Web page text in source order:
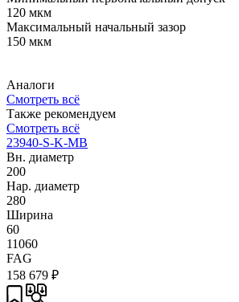
120 мкм
Максимальный начальный зазор
150 мкм
Аналоги
Смотреть всё
Также рекомендуем
Смотреть всё
23940-S-K-MB
Вн. диаметр
200
Нар. диаметр
280
Ширина
60
11060
FAG
158 679 ₽